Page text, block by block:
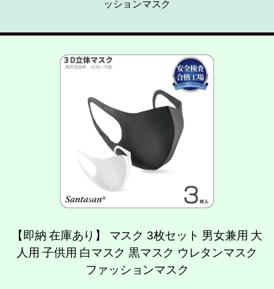
ッションマスク
【即納 在庫あり】 マスク 3枚セット 男女兼用 大
人用 子供用 白マスク 黒マスク ウレタンマスク
ファッションマスク